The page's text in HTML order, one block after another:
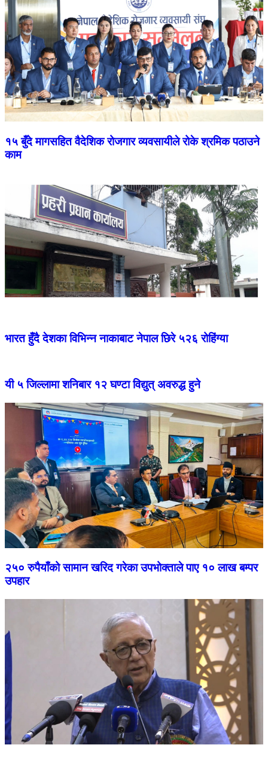
१५ बुँदे मागसहित वैदेशिक रोजगार व्यवसायीले रोके श्रमिक पठाउने
काम
भारत हुँदै देशका विभिन्न नाकाबाट नेपाल छिरे ५२६ रोहिंग्या
यी ५ जिल्लामा शनिबार १२ घण्टा विद्युत् अवरुद्ध हुने
२५० रुपैयाँको सामान खरिद गरेका उपभोक्ताले पाए १० लाख बम्पर
उपहार